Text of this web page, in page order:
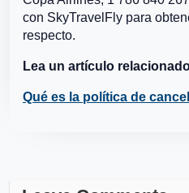
con SkyTravelFly para
respecto.
Lea un artículo
Qué es la política de